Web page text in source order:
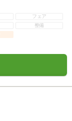
フェア
整備